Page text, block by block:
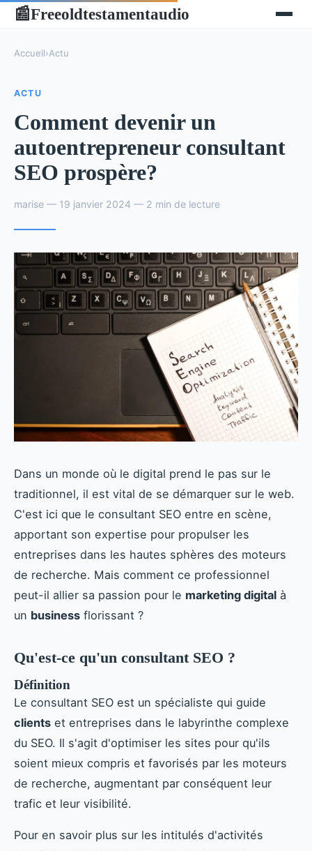
📰Freeoldtestamentaudio
Accueil›Actu
ACTU
Comment devenir un
autoentrepreneur consultant
SEO prospère?
marise — 19 janvier 2024 — 2 min de lecture
Dans un monde où le digital prend le pas sur le
traditionnel, il est vital de se démarquer sur le web.
C'est ici que le consultant SEO entre en scène,
apportant son expertise pour propulser les
entreprises dans les hautes sphères des moteurs
de recherche. Mais comment ce professionnel
peut-il allier sa passion pour le marketing digital à
un business florissant ?
Qu'est-ce qu'un consultant SEO ?
Définition
Le consultant SEO est un spécialiste qui guide
clients et entreprises dans le labyrinthe complexe
du SEO. Il s'agit d'optimiser les sites pour qu'ils
soient mieux compris et favorisés par les moteurs
de recherche, augmentant par conséquent leur
trafic et leur visibilité.
Pour en savoir plus sur les intitulés d'activités